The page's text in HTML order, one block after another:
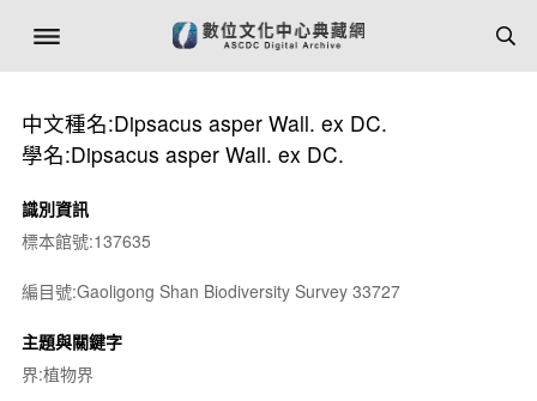
中文種名:Dipsacus asper Wall. ex DC.
學名:Dipsacus asper Wall. ex DC.
識別資訊
標本館號:137635
編目號:Gaoligong Shan Biodiversity Survey 33727
主題與關鍵字
界:植物界